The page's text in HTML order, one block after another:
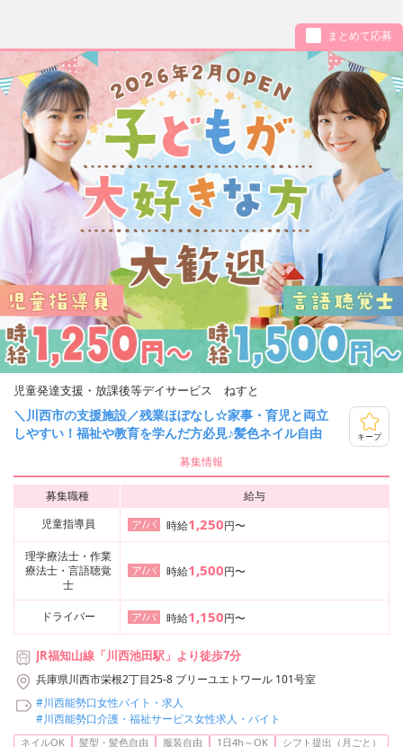
まとめて応募
児童発達支援・放課後等デイサービス ねすと
＼川西市の支援施設／残業ほぼなし☆家事・育児と両立
しやすい！福祉や教育を学んだ方必見♪髪色ネイル自由
キープ
募集情報
募集職種
給与
児童指導員
ア/パ 時給1,250円〜
理学療法士・作業
療法士・言語聴覚
士
ア/パ 時給1,500円〜
ドライバー ア/パ 時給1,150円〜
JR福知山線「川西池田駅」より徒歩7分
兵庫県川西市栄根2丁目25-8 ブリーユエトワール 101号室
#川西能勢口女性バイト・求人
#川西能勢口介護・福祉サービス女性求人・バイト
ネイルOK 髪型・髪色自由 服装自由 1日4h～OK シフト提出（月ごと）